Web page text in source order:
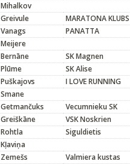
Mihalkov
Greivule
MARATONA KLUBS
Vanags
PANATTA
Meijere
Bernāne
SK Magnen
Plūme
SK Alise
Puškajovs
I LOVE RUNNING
Smane
Getmančuks
Vecumnieku SK
Greiškāne
VSK Noskrien
Rohtla
Siguldietis
Kļaviņa
Zemešs
Valmiera kustas